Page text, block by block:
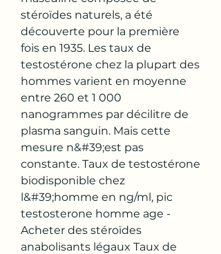
stéroïdes naturels, a été
découverte pour la première
fois en 1935. Les taux de
testostérone chez la plupart des
hommes varient en moyenne
entre 260 et 1 000
nanogrammes par décilitre de
plasma sanguin. Mais cette
mesure n&#39;est pas
constante. Taux de testostérone
biodisponible chez
l&#39;homme en ng/ml, pic
testosterone homme age -
Acheter des stéroïdes
anabolisants légaux Taux de